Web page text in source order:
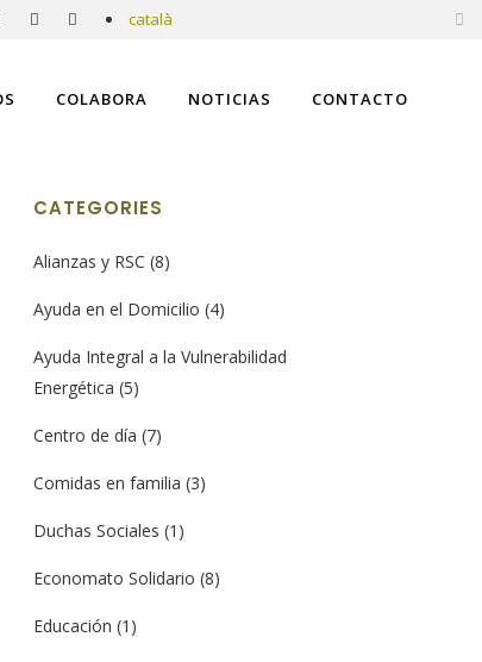
català
COLABORA NOTICIAS CONTACTO
CATEGORIES
Alianzas y RSC (8)
Ayuda en el Domicilio (4)
Ayuda Integral a la Vulnerabilidad
Energética (5)
Centro de día (7)
Comidas en familia (3)
Duchas Sociales (1)
Economato Solidario (8)
Educación (1)